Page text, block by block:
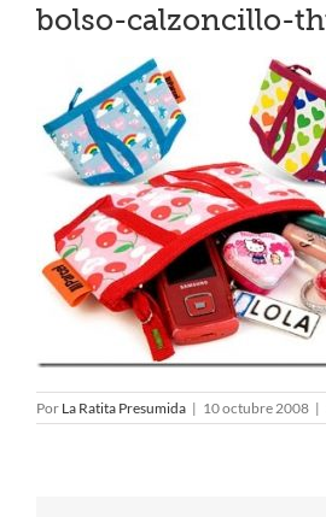
bolso-calzoncillo-
Por La Ratita Presumida | 10 octubre 2008 |